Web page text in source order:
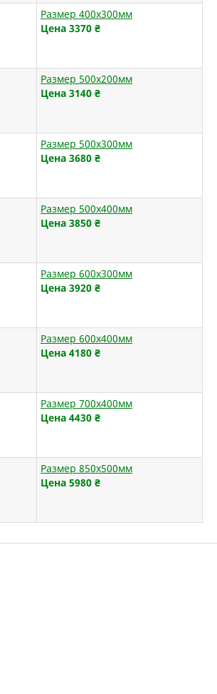
Размер 400х300мм
Цена 3370 ₴
Размер 500х200мм
Цена 3140 ₴
Размер 500х300мм
Цена 3680 ₴
Размер 500х400мм
Цена 3850 ₴
Размер 600х300мм
Цена 3920 ₴
Размер 600х400мм
Цена 4180 ₴
Размер 700х400мм
Цена 4430 ₴
Размер 850х500мм
Цена 5980 ₴